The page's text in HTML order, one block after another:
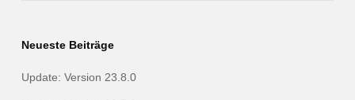
Neueste Beiträge
Update: Version 23.8.0